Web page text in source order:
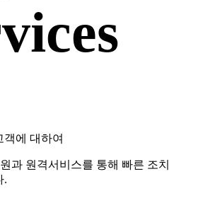
객에 대하여
과 원격서비스를 통해 빠른 조치
.